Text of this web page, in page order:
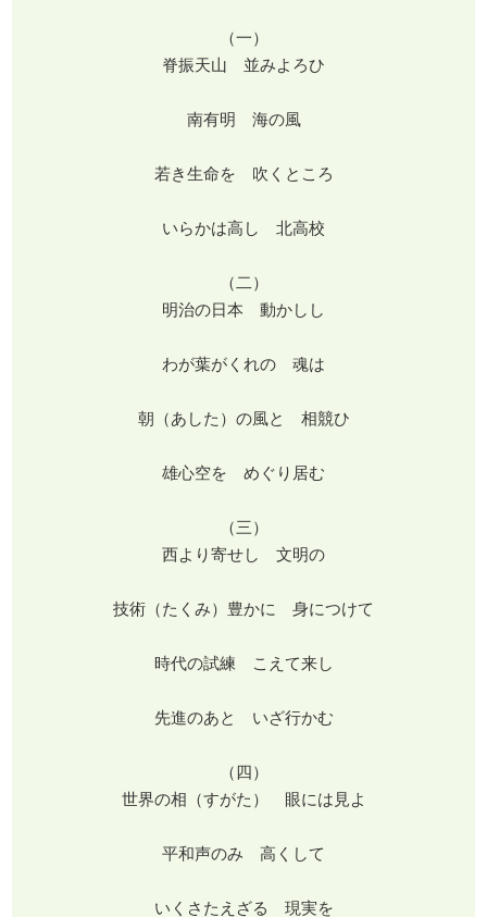
（一）
脊振天山 並みよろひ
南有明 海の風
若き生命を 吹くところ
いらかは高し 北高校
（二）
明治の日本 動かしし
わが葉がくれの 魂は
朝（あした）の風と 相競ひ
雄心空を めぐり居む
（三）
西より寄せし 文明の
技術（たくみ）豊かに 身につけて
時代の試練 こえて来し
先進のあと いざ行かむ
（四）
世界の相（すがた） 眼には見よ
平和声のみ 高くして
いくさたえざる 現実を